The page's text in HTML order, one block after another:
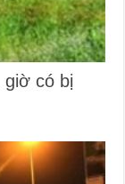
giờ có bị